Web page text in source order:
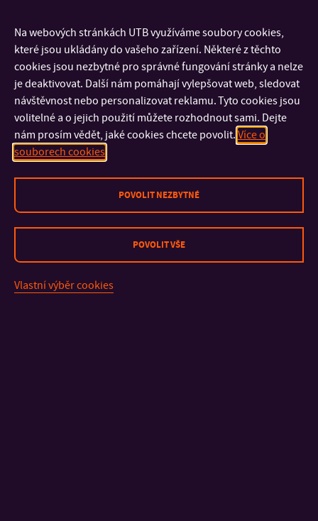
Volně dostupné zdroje
Kolekce volně dostupných e-knih
Šedá literatura
Katalogy disertačních prací
Patentové informační systémy
Databáze norem
Oborové slovníky a encyklopedie
Na webových stránkách UTB využíváme soubory cookies,
které jsou ukládány do vašeho zařízení. Některé z těchto
cookies jsou nezbytné pro správné fungování stránky a nelze
je deaktivovat. Další nám pomáhají vylepšovat web, sledovat
návštěvnost nebo personalizovat reklamu. Tyto cookies jsou
volitelné a o jejich použití můžete rozhodnout sami. Dejte
nám prosím vědět, jaké cookies chcete povolit. Více o
souborech cookies
POVOLIT NEZBYTNÉ
POVOLIT VŠE
Vlastní výběr cookies